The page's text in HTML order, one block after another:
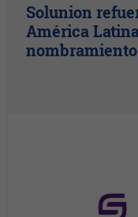
Solunion
América